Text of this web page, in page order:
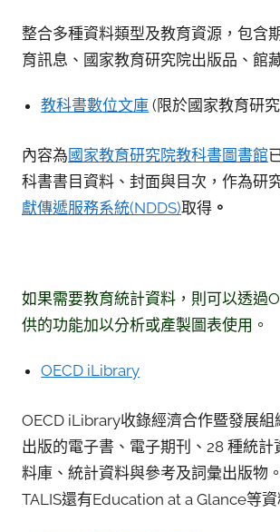
整合多種資料類型及教育資源，包含
育訊息、國家教育研究院出版品、館
教科書數位文庫 (限於國家教育研
內容為國家教育研究院教科書圖書館
科書書目資料、封面與目次，作為研
獻傳遞服務系統(NDDS)取得 。
如果需要教育統計資料，則可以透過
供的功能加以分析或產製圖表使用。
OECD iLibrary
OECD iLibrary收錄經濟合作暨發展
出版的電子書、電子期刊、28 種統
料庫、統計資料與參考及詞彙出版物
TALIS還有Education at a Glance等資